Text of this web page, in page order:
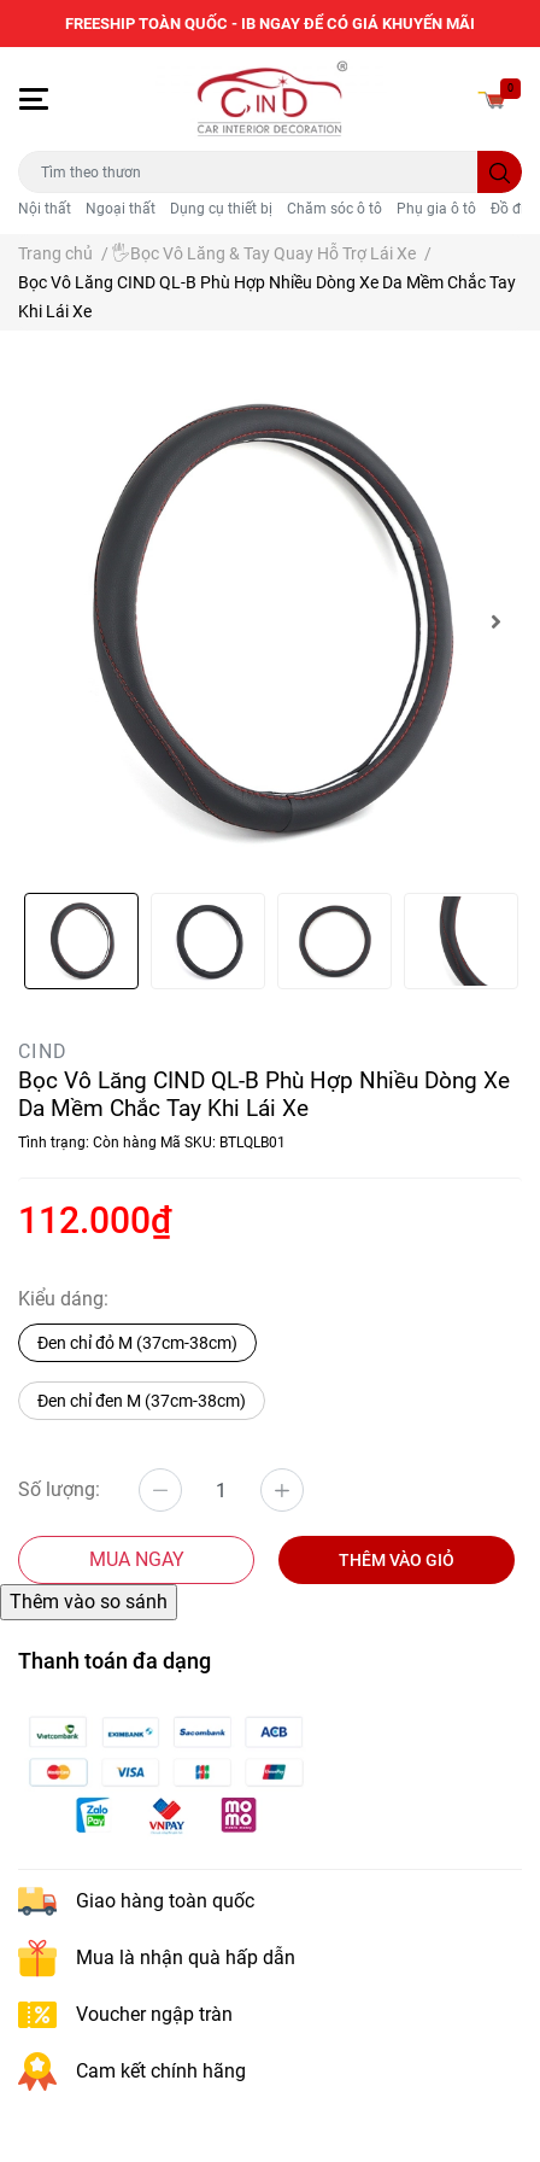
Nội thất Ngoại thất Dụng cụ thiết bị Chăm sóc ô tô Phụ gia ô tô Đồ
0
Trang chủ / 🖐️Bọc Vô Lăng & Tay Quay Hỗ Trợ Lái Xe /
Bọc Vô Lăng CIND QL-B Phù Hợp Nhiều Dòng Xe Da Mềm Chắc Tay
Khi Lái Xe
CIND
Bọc Vô Lăng CIND QL-B Phù Hợp Nhiều Dòng Xe
Da Mềm Chắc Tay Khi Lái Xe
Tình trạng: Còn hàng Mã SKU: BTLQLB01
112.000₫
Kiểu dáng:
Đen chỉ đỏ M (37cm-38cm)
Đen chỉ đen M (37cm-38cm)
Số lượng:
MUA NGAY THÊM VÀO GIỎ
Thanh toán đa dạng
Giao hàng toàn quốc
Mua là nhận quà hấp dẫn
Voucher ngập tràn
Cam kết chính hãng
FREESHIP TOÀN QUỐC - IB NGAY ĐỂ CÓ GIÁ KHUYẾN MÃI